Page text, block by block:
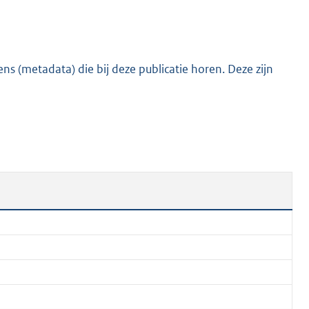
(metadata) die bij deze publicatie horen. Deze zijn